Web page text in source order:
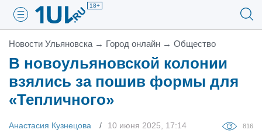
18+
Новости Ульяновска → Город онлайн → Общество
В новоульяновской колонии
взялись за пошив формы для
«Тепличного»
Анастасия Кузнецова 10 июня 2025, 17:14 816